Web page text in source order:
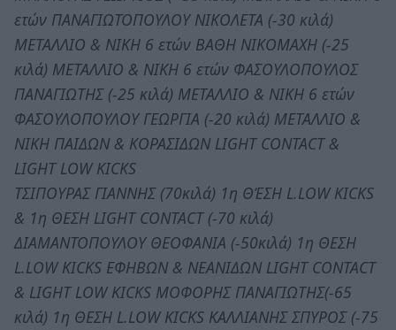
ετών ΠΑΝΑΓΙΩΤΟΠΟΥΛΟΥ ΝΙΚΟΛΕΤΑ (-30 κιλά)
ΜΕΤΑΛΛΙΟ & ΝΙΚΗ 6 ετών ΒΑΘΗ ΝΙΚΟΜΑΧΗ (-25
κιλά) ΜΕΤΑΛΛΙΟ & ΝΙΚΗ 6 ετών ΦΑΣΟΥΛΟΠΟΥΛΟΣ
ΠΑΝΑΓΙΩΤΗΣ (-25 κιλά) ΜΕΤΑΛΛΙΟ & ΝΙΚΗ 6 ετών
ΦΑΣΟΥΛΟΠΟΥΛΟΥ ΓΕΩΡΓΙΑ (-20 κιλά) ΜΕΤΑΛΛΙΟ &
ΝΙΚΗ ΠΑΙΔΩΝ & ΚΟΡΑΣΙΔΩΝ LIGHT CONTACT &
LIGHT LOW KICKS
ΤΣΙΠΟΥΡΑΣ ΓΙΑΝΝΗΣ (70κιλά) 1η ΘΈΣΗ L.LOW KICKS
& 1η ΘΕΣΗ LIGHT CONTACT (-70 κιλά)
ΔΙΑΜΑΝΤΟΠΟΥΛΟΥ ΘΕΟΦΑΝΙΑ (-50κιλά) 1η ΘΕΣΗ
L.LOW KICKS ΕΦΗΒΩΝ & ΝΕΑΝΙΔΩΝ LIGHT CONTACT
& LIGHT LOW KICKS ΜΟΦΟΡΗΣ ΠΑΝΑΓΙΩΤΗΣ(-65
κιλά) 1η ΘΕΣΗ L.LOW KICKS ΚΑΛΛΙΑΝΗΣ ΣΠΥΡΟΣ (-75